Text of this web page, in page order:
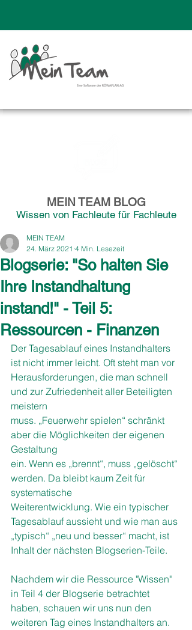
MEIN TEAM BLOG
Wissen von Fachleute für Fachleute
Blogserie: "So halten Sie
Ihre Instandhaltung
instand!" - Teil 5:
Ressourcen - Finanzen
MEIN TEAM
24. März 2021 4 Min. Lesezeit
Der Tagesablauf eines Instandhalters
ist nicht immer leicht. Oft steht man vor
Herausforderungen, die man schnell
und zur Zufriedenheit aller Beteiligten
meistern
muss. „Feuerwehr spielen“ schränkt
aber die Möglichkeiten der eigenen
Gestaltung
ein. Wenn es „brennt“, muss „gelöscht“
werden. Da bleibt kaum Zeit für
systematische
Weiterentwicklung. Wie ein typischer
Tagesablauf aussieht und wie man aus
„typisch“ „neu und besser“ macht, ist
Inhalt der nächsten Blogserien-Teile.
Nachdem wir die Ressource "Wissen"
in Teil 4 der Blogserie betrachtet
haben, schauen wir uns nun den
weiteren Tag eines Instandhalters an.